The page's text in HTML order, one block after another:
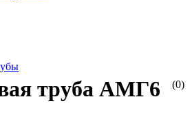
(0)
труба АМГ6